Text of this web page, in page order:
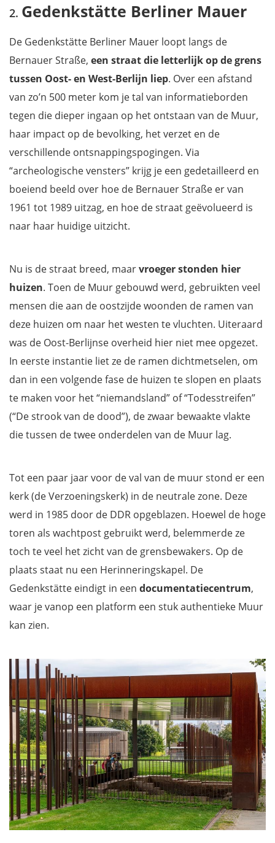
Gedenkstätte Berliner Mauer
De Gedenkstätte Berliner Mauer loopt langs de
Bernauer Straße, een straat die letterlijk op de grens
tussen Oost- en West-Berlijn liep. Over een afstand
van zo’n 500 meter kom je tal van informatieborden
tegen die dieper ingaan op het ontstaan van de Muur,
haar impact op de bevolking, het verzet en de
verschillende ontsnappingspogingen. Via
“archeologische vensters” krijg je een gedetailleerd en
boeiend beeld over hoe de Bernauer Straße er van
1961 tot 1989 uitzag, en hoe de straat geëvolueerd is
naar haar huidige uitzicht.
Nu is de straat breed, maarvroeger stonden hier
huizen. Toen de Muur gebouwd werd, gebruikten veel
mensen die aan de oostzijde woonden de ramen van
deze huizen om naar het westen te vluchten. Uiteraard
was de Oost-Berlijnse overheid hier niet mee opgezet.
In eerste instantie liet ze de ramen dichtmetselen, om
dan in een volgende fase de huizen te slopen en plaats
te maken voor het “niemandsland” of “Todesstreifen”
(“De strook van de dood”), de zwaar bewaakte vlakte
die tussen de twee onderdelen van de Muur lag.
Tot een paar jaar voor de val van de muur stond er een
kerk (de Verzoeningskerk) in de neutrale zone. Deze
werd in 1985 door de DDR opgeblazen. Hoewel de hoge
toren als wachtpost gebruikt werd, belemmerde ze
toch te veel het zicht van de grensbewakers. Op de
plaats staat nu een Herinneringskapel. De
Gedenkstätte eindigt in een documentatiecentrum,
waar je vanop een platform een stuk authentieke Muur
kan zien.